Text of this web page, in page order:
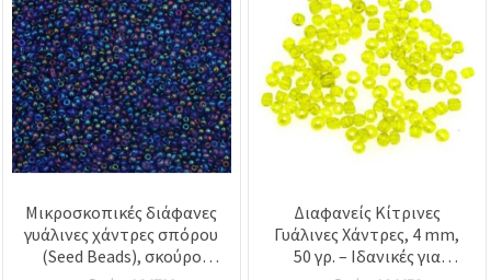
Μικροσκοπικές διάφανες
γυάλινες χάντρες σπόρου
(Seed Beads), σκούρο
Διαφανείς Κίτρινες
Γυάλινες Χάντρες, 4 mm,
50 γρ. – Ιδανικές για